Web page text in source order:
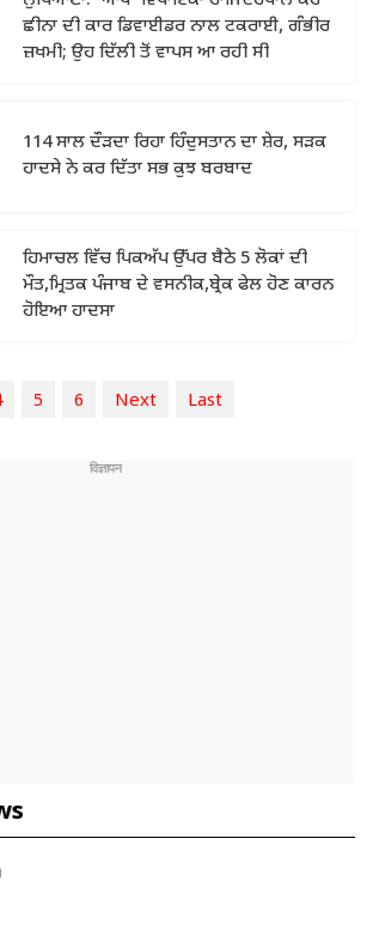
ਛੀਨਾ ਦੀ ਕਾਰ ਡਿਵਾਈਡਰ ਨਾਲ ਟਕਰਾਈ, ਗੰਭੀਰ
ਜ਼ਖਮੀ; ਉਹ ਦਿੱਲੀ ਤੋਂ ਵਾਪਸ ਆ ਰਹੀ ਸੀ
114 ਸਾਲ ਦੌੜਦਾ ਰਿਹਾ ਹਿੰਦੁਸਤਾਨ ਦਾ ਸ਼ੇਰ, ਸੜਕ
ਹਾਦਸੇ ਨੇ ਕਰ ਦਿੱਤਾ ਸਭ ਕੁਝ ਬਰਬਾਦ
ਹਿਮਾਚਲ ਵਿੱਚ ਪਿਕਅੱਪ ਉੱਪਰ ਬੈਠੇ 5 ਲੋਕਾਂ ਦੀ
ਮੌਤ,ਮ੍ਰਿਤਕ ਪੰਜਾਬ ਦੇ ਵਸਨੀਕ,ਬ੍ਰੇਕ ਫੇਲ ਹੋਣ ਕਾਰਨ
ਹੋਇਆ ਹਾਦਸਾ
5 6 Next Last